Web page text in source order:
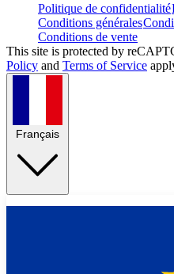
Politique de confidentialité
Conditions générales
Conditions de vente
This site is protected by
Policy and Terms of Service
Français